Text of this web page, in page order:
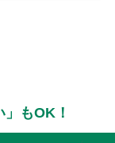
もOK！